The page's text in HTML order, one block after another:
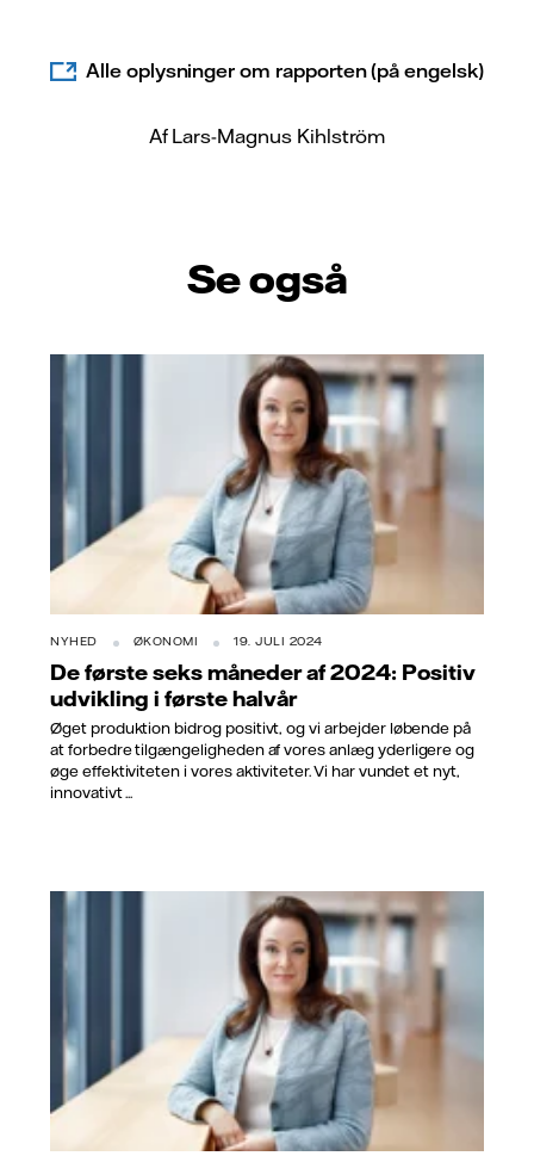
Alle oplysninger om rapporten (på engelsk)
Af Lars-Magnus Kihlström
Se også
NYHED ØKONOMI 19. JULI 2024
De første seks måneder af 2024: Positiv
udvikling i første halvår
Øget produktion bidrog positivt, og vi arbejder løbende på
at forbedre tilgængeligheden af vores anlæg yderligere og
øge effektiviteten i vores aktiviteter. Vi har vundet et nyt,
innovativt ...